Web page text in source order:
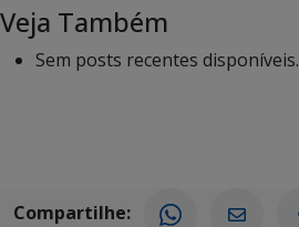
Veja Também
Sem posts recentes disponíveis.
Compartilhe: